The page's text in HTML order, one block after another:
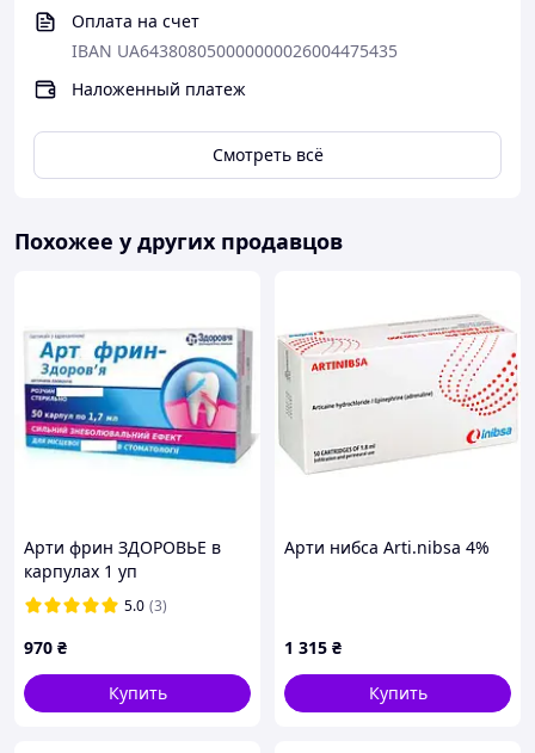
Оплата на счет
IBAN UA643808050000000026004475435
Наложенный платеж
Смотреть всё
Похожее у других продавцов
Арти фрин ЗДОРОВЬЕ в
карпулах 1 уп
5.0 (3)
970 ₴
Купить
Арти нибса Arti.nibsa 4%
1 315 ₴
Купить